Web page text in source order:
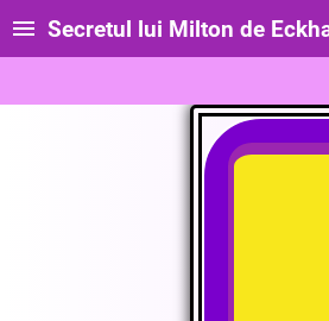
Secretul lui Milton de